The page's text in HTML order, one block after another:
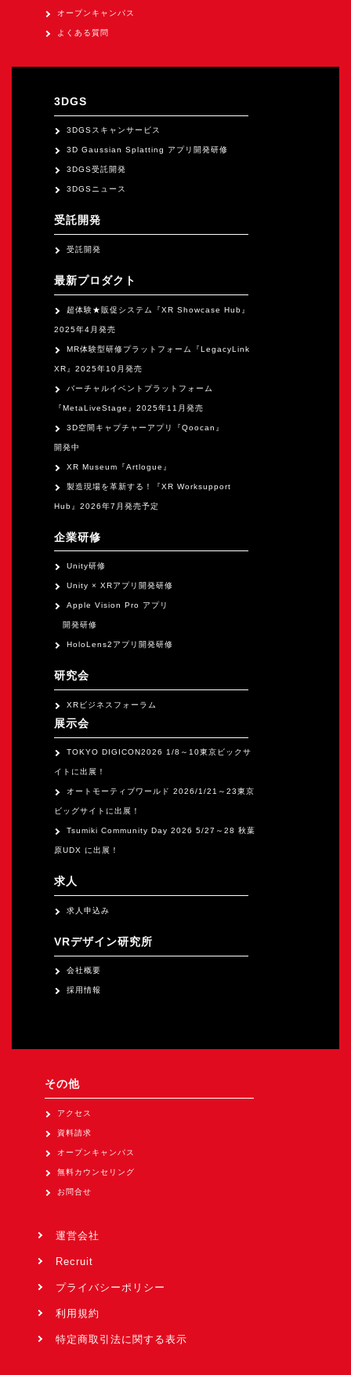
オープンキャンパス
よくある質問
3DGS
3DGSスキャンサービス
3D Gaussian Splatting アプリ開発研修
3DGS受託開発
3DGSニュース
受託開発
受託開発
最新プロダクト
超体験★販促システム『XR Showcase Hub』
2025年4月発売
MR体験型研修プラットフォーム『LegacyLink
XR』2025年10月発売
バーチャルイベントプラットフォーム
『MetaLiveStage』2025年11月発売
3D空間キャプチャーアプリ『Qoocan』
開発中
XR Museum『Artlogue』
製造現場を革新する！『XR Worksupport
Hub』2026年7月発売予定
企業研修
Unity研修
Unity × XRアプリ開発研修
Apple Vision Pro アプリ
開発研修
HoloLens2アプリ開発研修
研究会
XRビジネスフォーラム
展示会
TOKYO DIGICON2026 1/8～10東京ビックサ
イトに出展！
オートモーティブワールド 2026/1/21～23東京
ビッグサイトに出展！
Tsumiki Community Day 2026 5/27～28 秋葉
原UDX に出展！
求人
求人申込み
VRデザイン研究所
会社概要
採用情報
その他
アクセス
資料請求
オープンキャンパス
無料カウンセリング
お問合せ
運営会社
Recruit
プライバシーポリシー
利用規約
特定商取引法に関する表示